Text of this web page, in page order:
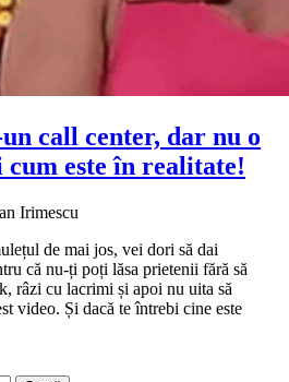
call center, dar nu o
cum este în realitate!
Irimescu
de mai jos, vei dori să dai
că nu-ți poți lăsa prietenii fără să
râzi cu lacrimi și apoi nu uita să
video. Și dacă te întrebi cine este